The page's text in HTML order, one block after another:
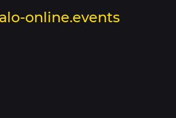
op
online.events